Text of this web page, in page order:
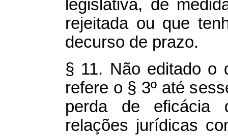
legislativa, de
rejeitada ou que
decurso de prazo.
§ 11. Não editado o
refere o § 3º até
perda de eficácia
relações jurídicas